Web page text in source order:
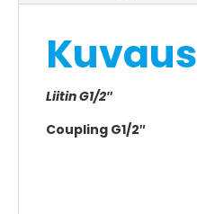
Kuvaus
Liitin G1/2″
Coupling G1/2″